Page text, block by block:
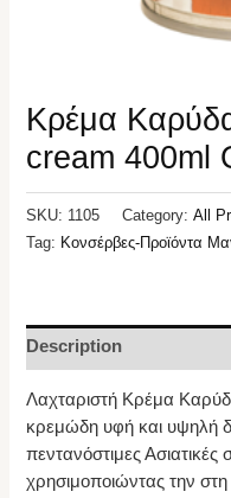
Κρέμα
cream 400ml
SKU: 1105 Category:All
Tag: Κονσέρβες-Προϊόντα
Description
Λαχταριστή Κρέμα
κρεμώδη υφή και υψηλή
πεντανόστιμες
χρησιμοποιώντας την